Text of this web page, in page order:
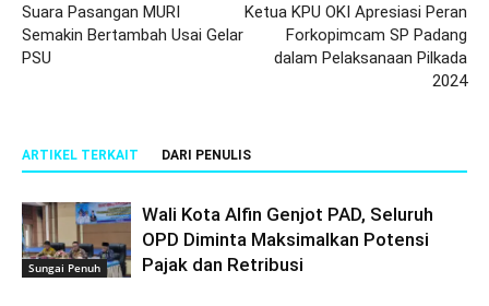
Suara Pasangan MURI
Semakin Bertambah Usai Gelar
PSU
Ketua KPU OKI Apresiasi Peran
Forkopimcam SP Padang
dalam Pelaksanaan Pilkada
2024
ARTIKEL TERKAIT DARI PENULIS
Sungai Penuh
Wali Kota Alfin Genjot PAD, Seluruh
OPD Diminta Maksimalkan Potensi
Pajak dan Retribusi